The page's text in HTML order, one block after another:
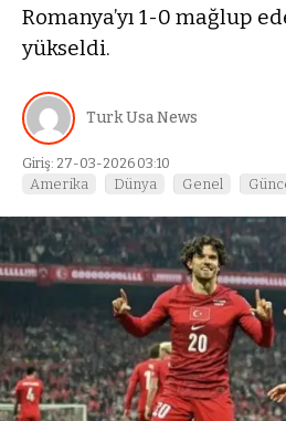
Romanya’yı 1-0 mağlup
yükseldi.
Turk Usa News
Giriş: 27-03-2026 03:10
Amerika Dünya Genel